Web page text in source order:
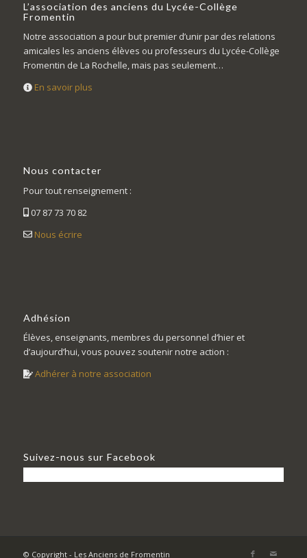
L’association des anciens du Lycée-Collège
Fromentin
Notre association a pour but premier d’unir par des relations
amicales les anciens élèves ou professeurs du Lycée-Collège
Fromentin de La Rochelle, mais pas seulement…
En savoir plus
Nous contacter
Pour tout renseignement :
07 87 73 70 82
Nous écrire
Adhésion
Élèves, enseignants, membres du personnel d’hier et
d’aujourd’hui, vous pouvez soutenir notre action :
Adhérer à notre association
Suivez-nous sur Facebook
© Copyright - Les Anciens de Fromentin